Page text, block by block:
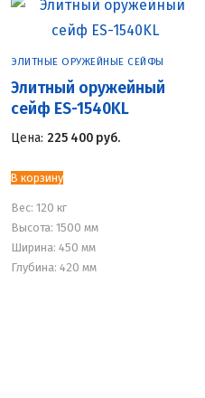
ЭЛИТНЫЕ ОРУЖЕЙНЫЕ СЕЙФЫ
Элитный оружейный
сейф ES-1540KL
Цена: 225 400 руб.
В корзину
Вес: 120 кг
Высота: 1500 мм
Ширина: 450 мм
Глубина: 420 мм